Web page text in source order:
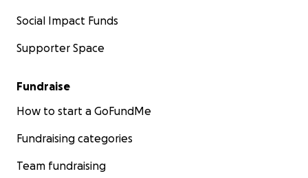
Social Impact Funds
Supporter Space
Fundraise
How to start a GoFundMe
Fundraising categories
Team fundraising